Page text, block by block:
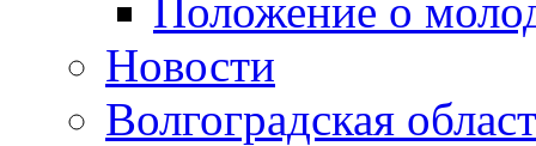
Положение о
Новости
Волгоградская